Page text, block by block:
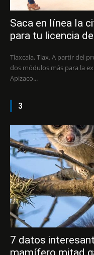
Saca en línea la
para tu licencia
Tlaxcala, Tlax. A partir del
dos módulos más para la
Apizaco...
3
7 datos
mamífero mitad